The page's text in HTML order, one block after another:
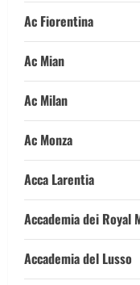
Ac Fiorentina
Ac Mian
Ac Milan
Ac Monza
Acca Larentia
Accademia dei Royal
Accademia del Lusso